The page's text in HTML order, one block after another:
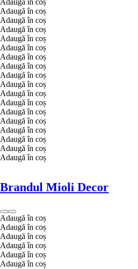
Adaugă în coș
Adaugă în coș
Adaugă în coș
Adaugă în coș
Adaugă în coș
Adaugă în coș
Adaugă în coș
Adaugă în coș
Adaugă în coș
Adaugă în coș
Adaugă în coș
Adaugă în coș
Adaugă în coș
Adaugă în coș
Adaugă în coș
Adaugă în coș
Adaugă în coș
Brandul Mioli Decor
Adaugă în coș
Adaugă în coș
Adaugă în coș
Adaugă în coș
Adaugă în coș
Adaugă în coș